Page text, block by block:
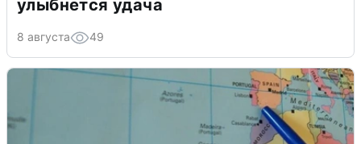
улыбнется удача
8 августа 49